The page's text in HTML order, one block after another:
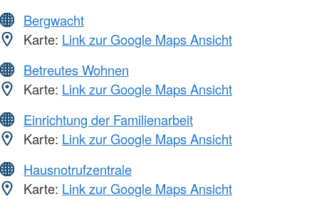
Bergwacht
Karte: Link zur Google Maps Ansicht
Betreutes Wohnen
Karte: Link zur Google Maps Ansicht
Einrichtung der Familienarbeit
Karte: Link zur Google Maps Ansicht
Hausnotrufzentrale
Karte: Link zur Google Maps Ansicht